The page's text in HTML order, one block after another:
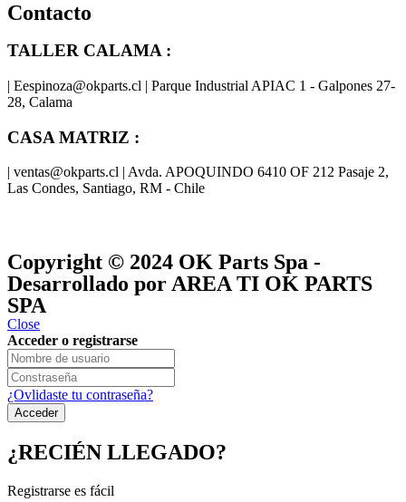
Contacto
TALLER CALAMA :
| Eespinoza@okparts.cl | Parque Industrial APIAC 1 - Galpones 27-
28, Calama
CASA MATRIZ :
| ventas@okparts.cl | Avda. APOQUINDO 6410 OF 212 Pasaje 2,
Las Condes, Santiago, RM - Chile
Copyright © 2024 OK Parts Spa -
Desarrollado por AREA TI OK PARTS
SPA
Close
Acceder o registrarse
¿Ovlidaste tu contraseña?
¿RECIÉN LLEGADO?
Registrarse es fácil